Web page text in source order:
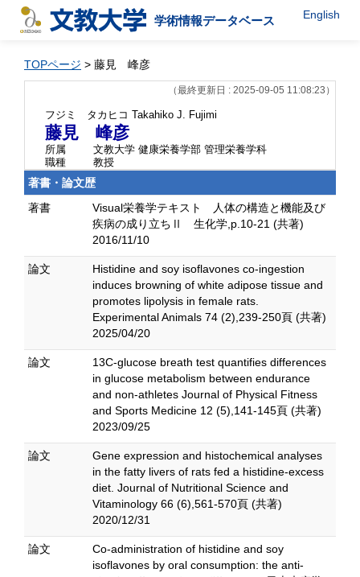
学術情報データベース English
TOPページ > 藤見 峰彦
（最終更新日 : 2025-09-05 11:08:23）
フジミ タカヒコ Takahiko J. Fujimi
藤見 峰彦
所属
文教大学 健康栄養学部 管理栄養学科
職種
教授
著書・論文歴
著書
Visual栄養学テキスト 人体の構造と機能及び
疾病の成り立ちⅡ 生化学,p.10-21 (共著)
2016/11/10
論文
Histidine and soy isoflavones co-ingestion
induces browning of white adipose tissue and
promotes lipolysis in female rats.
Experimental Animals 74 (2),239-250頁 (共著)
2025/04/20
論文
13C-glucose breath test quantifies differences
in glucose metabolism between endurance
and non-athletes Journal of Physical Fitness
and Sports Medicine 12 (5),141-145頁 (共著)
2023/09/25
論文
Gene expression and histochemical analyses
in the fatty livers of rats fed a histidine-excess
diet. Journal of Nutritional Science and
Vitaminology 66 (6),561-570頁 (共著)
2020/12/31
論文
Co-administration of histidine and soy
isoflavones by oral consumption: the anti-